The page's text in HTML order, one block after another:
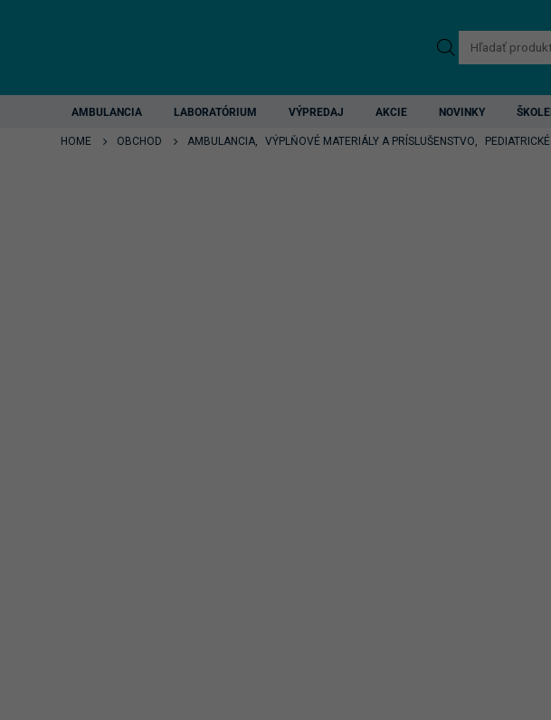
Products
search
AMBULANCIA LABORATÓRIUM VÝPREDAJ AKCIE NOVINKY
HOME OBCHOD AMBULANCIA, VÝPLŇOVÉ MATERIÁLY A PRÍSLUŠENSTVO,